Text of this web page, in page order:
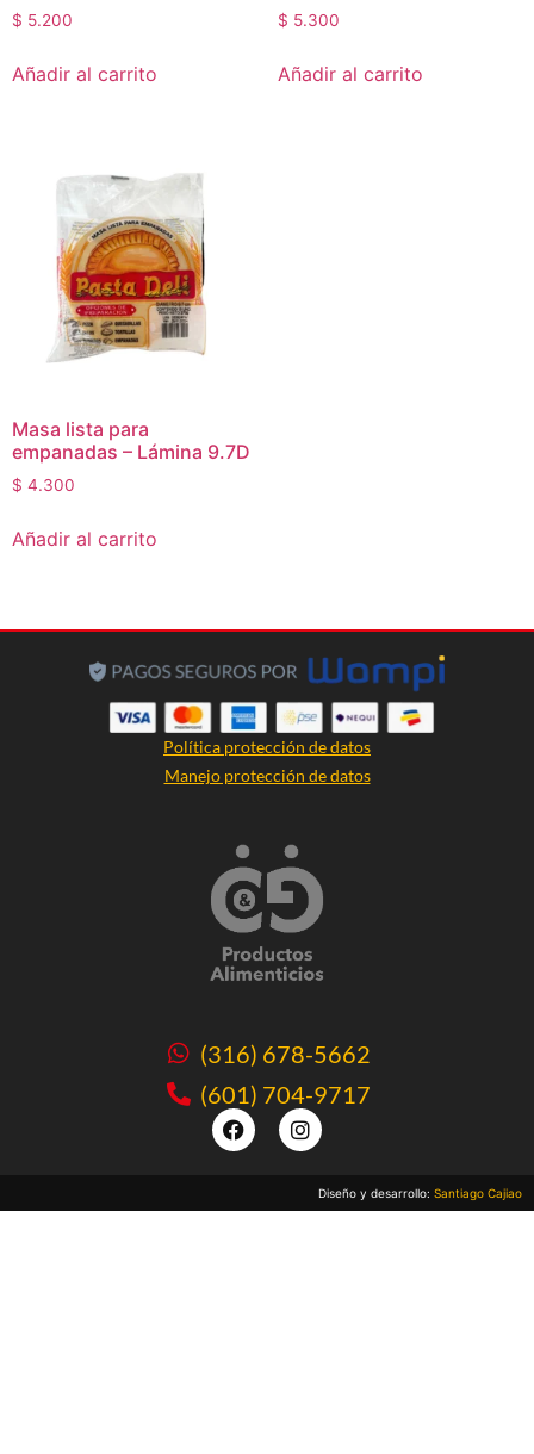
$ 5.200
Añadir al carrito
$ 5.300
Añadir al carrito
Masa lista para
empanadas – Lámina 9.7D
$ 4.300
Añadir al carrito
Política protección de datos
Manejo protección de datos
(316) 678-5662
(601) 704-9717
Diseño y desarrollo: Santiago Cajiao